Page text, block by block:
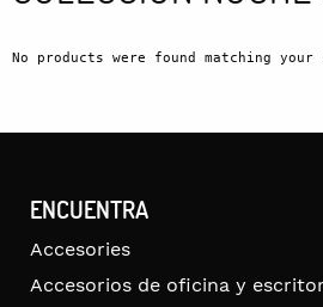
No products were found matching
ENCUENTRA
Accesories
Accesorios de oficina y